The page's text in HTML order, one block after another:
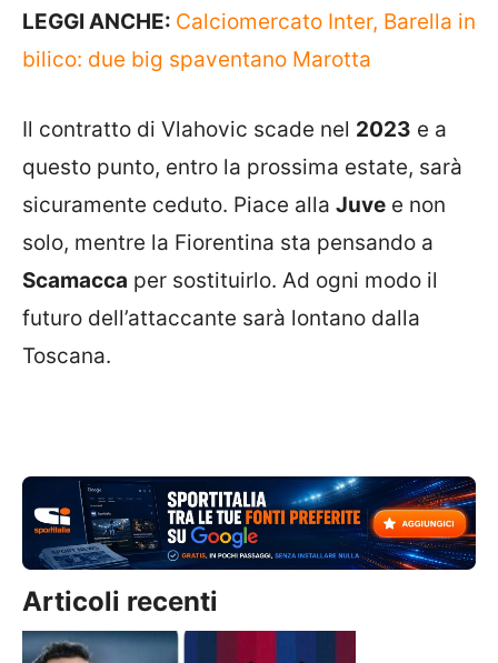
LEGGI ANCHE: Calciomercato Inter, Barella in
bilico: due big spaventano Marotta
Il contratto di Vlahovic scade nel 2023 e a
questo punto, entro la prossima estate, sarà
sicuramente ceduto. Piace alla Juve e non
solo, mentre la Fiorentina sta pensando a
Scamacca per sostituirlo. Ad ogni modo il
futuro dell’attaccante sarà lontano dalla
Toscana.
Articoli recenti